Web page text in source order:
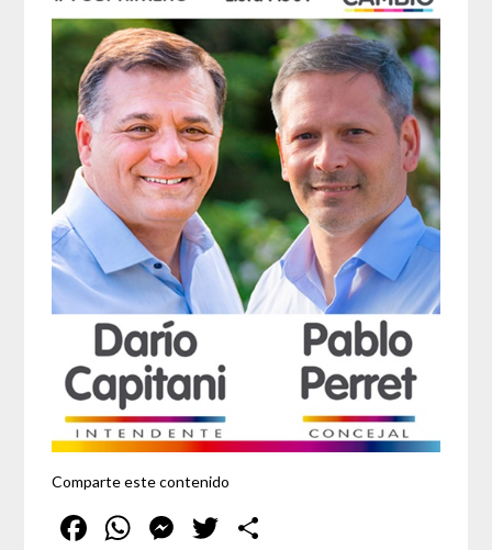
Comparte este contenido
Facebook
WhatsApp
Messenger
Twitter